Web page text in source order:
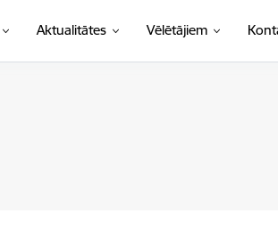
Aktualitātes Vēlētājiem